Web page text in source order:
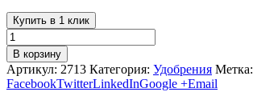
Купить в 1 клик
В корзину
Артикул: 2713 Категория: Удобрения Метка:
FacebookTwitterLinkedInGoogle +Email